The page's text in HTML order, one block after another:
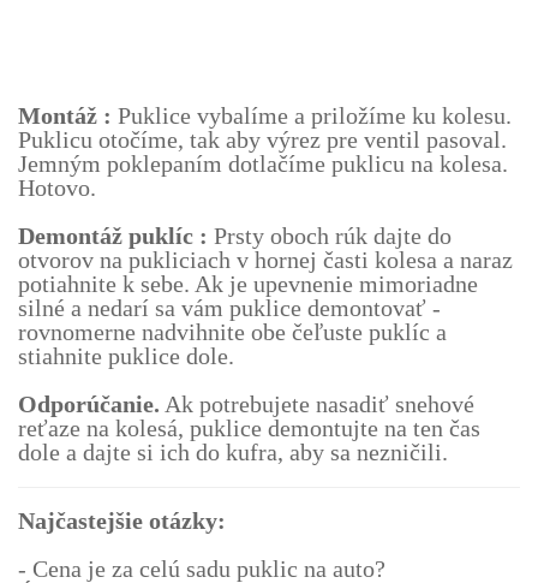
Montáž : Puklice vybalíme a priložíme ku kolesu.
Puklicu otočíme, tak aby výrez pre ventil pasoval.
Jemným poklepaním dotlačíme puklicu na kolesa.
Hotovo.
Demontáž puklíc : Prsty oboch rúk dajte do
otvorov na pukliciach v hornej časti kolesa a naraz
potiahnite k sebe. Ak je upevnenie mimoriadne
silné a nedarí sa vám puklice demontovať -
rovnomerne nadvihnite obe čeľuste puklíc a
stiahnite puklice dole.
Odporúčanie. Ak potrebujete nasadiť snehové
reťaze na kolesá, puklice demontujte na ten čas
dole a dajte si ich do kufra, aby sa nezničili.
Najčastejšie otázky:
- Cena je za celú sadu puklic na auto?